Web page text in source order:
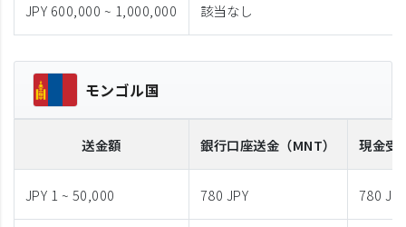
JPY 600,000 ~ 1,000,000 該当なし
モンゴル国
送金額 銀行口座送金 （MNT） 現金受
JPY 1 ~ 50,000 780 JPY 780